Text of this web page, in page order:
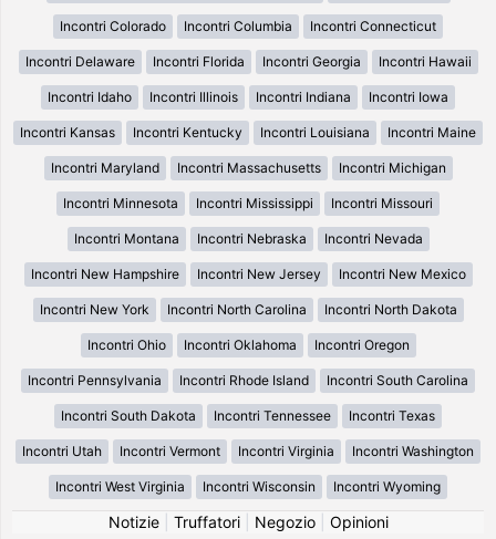
Incontri Colorado Incontri Columbia Incontri Connecticut
Incontri Delaware Incontri Florida Incontri Georgia Incontri Hawaii
Incontri Idaho Incontri Illinois Incontri Indiana Incontri Iowa
Incontri Kansas Incontri Kentucky Incontri Louisiana Incontri Maine
Incontri Maryland Incontri Massachusetts Incontri Michigan
Incontri Minnesota Incontri Mississippi Incontri Missouri
Incontri Montana Incontri Nebraska Incontri Nevada
Incontri New Hampshire Incontri New Jersey Incontri New Mexico
Incontri New York Incontri North Carolina Incontri North Dakota
Incontri Ohio Incontri Oklahoma Incontri Oregon
Incontri Pennsylvania Incontri Rhode Island Incontri South Carolina
Incontri South Dakota Incontri Tennessee Incontri Texas
Incontri Utah Incontri Vermont Incontri Virginia Incontri Washington
Incontri West Virginia Incontri Wisconsin Incontri Wyoming
Notizie| Truffatori| Negozio| Opinioni